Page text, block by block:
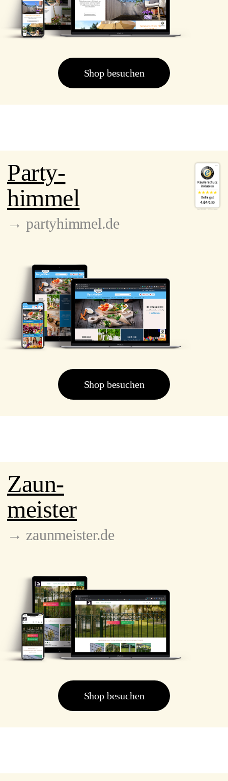
Shop besuchen
Party-
himmel
→ partyhimmel.de
Shop besuchen
Zaun-
meister
→ zaunmeister.de
Shop besuchen